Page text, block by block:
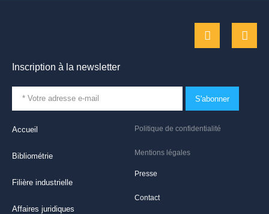
Politique de confidentialité
Mentions légales
Presse
Contact
Accueil
Bibliométrie
Filière industrielle
Affaires juridiques
Inscription à la newsletter
S'abonner